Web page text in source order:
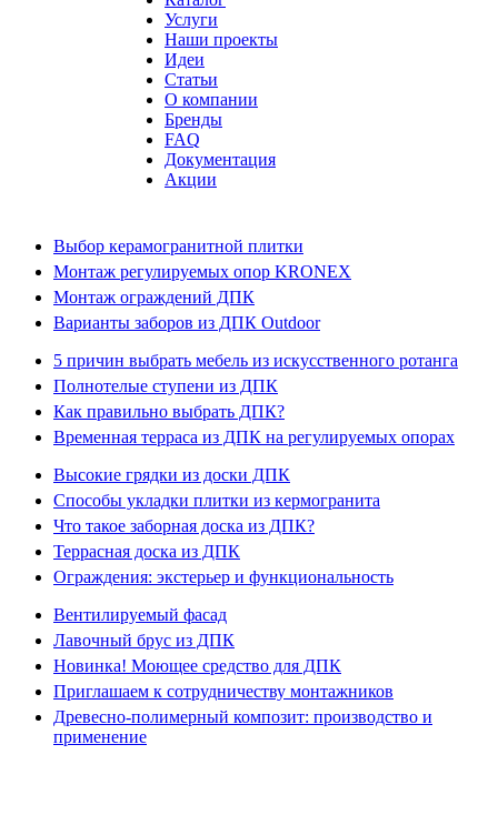
Услуги
Наши проекты
Идеи
Статьи
О компании
Бренды
FAQ
Документация
Акции
Выбор керамогранитной плитки
Монтаж регулируемых опор KRONEX
Монтаж ограждений ДПК
Варианты заборов из ДПК Outdoor
5 причин выбрать мебель из искусственного ротанга
Полнотелые ступени из ДПК
Как правильно выбрать ДПК?
Временная терраса из ДПК на регулируемых опорах
Высокие грядки из доски ДПК
Способы укладки плитки из кермогранита
Что такое заборная доска из ДПК?
Террасная доска из ДПК
Ограждения: экстерьер и функциональность
Вентилируемый фасад
Лавочный брус из ДПК
Новинка! Моющее средство для ДПК
Приглашаем к сотрудничеству монтажников
Древесно-полимерный композит: производство и
применение